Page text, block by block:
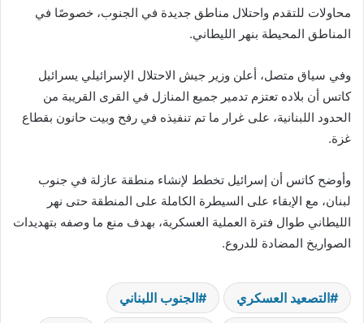
محاولات للتقدم واحتلال مناطق جديدة في الجنوب، خصوصًا في
المناطق المحيطة بنهر الليطاني.
وفي سياق متصل، أعلن وزير جيش الاحتلال الإسرائيلي يسرائيل
كاتس أن بلاده تعتزم تدمير جميع المنازل في القرى القريبة من
الحدود اللبنانية، على غرار ما تم تنفيذه في رفح وبيت حانون بقطاع
غزة.
وأوضح كاتس أن إسرائيل تخطط لإنشاء منطقة عازلة في جنوب
لبنان، مع الإبقاء على السيطرة الكاملة على المنطقة حتى نهر
الليطاني طوال فترة العملية العسكرية، بهدف منع ما وصفه بتهديدات
الصواريخ المضادة للدروع.
التصعيد العسكري الجنوب اللبناني